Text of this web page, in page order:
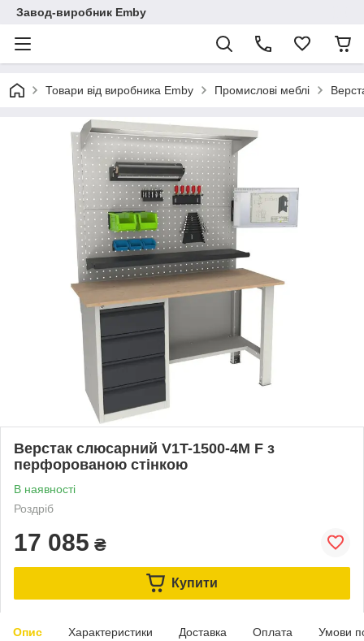
Завод-виробник Emby
Товари від виробника Emby Промислові меблі
Верстак слюсарний V1T-1500-4M F з
перфорованою стінкою
В наявності
Роздріб
17 085 ₴
Купити
Опис Характеристики Доставка Оплата Умови